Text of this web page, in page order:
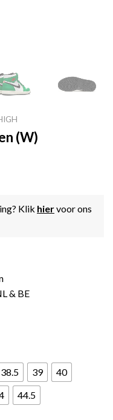
(W)
Klik hiervoor ons
& BE
38.5 39
40
44.5